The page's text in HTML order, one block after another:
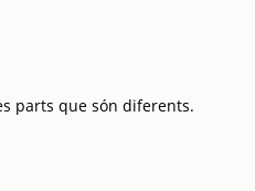
parts que són diferents.